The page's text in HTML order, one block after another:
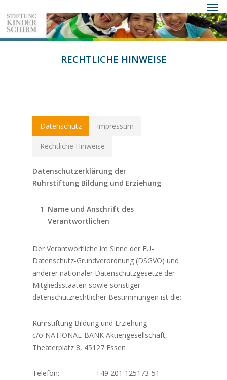
main
content
RECHTLICHE HINWEISE
Datenschutz Impressum
Rechtliche Hinweise
Datenschutzerklärung der
Ruhrstiftung Bildung und Erziehung
Name und Anschrift des
Verantwortlichen
Der Verantwortliche im Sinne der EU-
Datenschutz-Grundverordnung (DSGVO) und
anderer nationaler Datenschutzgesetze der
Mitgliedsstaaten sowie sonstiger
datenschutzrechtlicher Bestimmungen ist die:
Ruhrstiftung Bildung und Erziehung
c/o NATIONAL-BANK Aktiengesellschaft,
Theaterplatz 8, 45127 Essen
Telefon: +49 201 125173-51